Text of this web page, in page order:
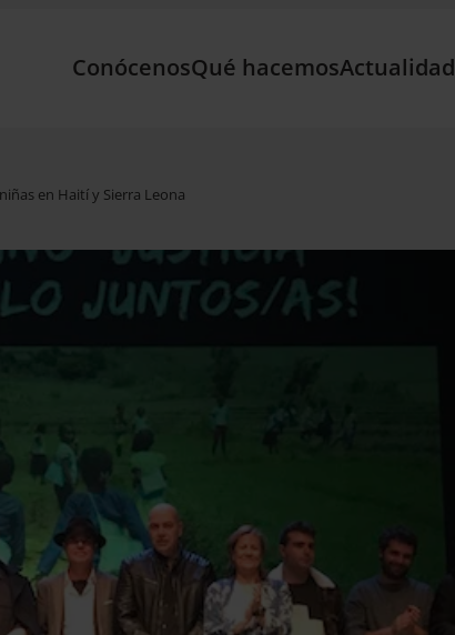
ConócenosQué hacemosActualidad
en Haití y Sierra Leona